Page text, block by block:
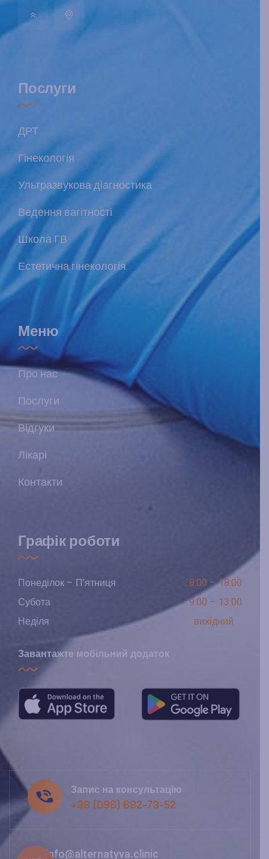
Послуги
ДРТ
Гінекологія
Ультразвукова діагностика
Ведення вагітності
Школа ГВ
Естетична гінекологія
Меню
Про нас
Послуги
Відгуки
Лікарі
Контакти
Графік роботи
Понеділок – П’ятниця
8:00 – 18:00
Субота
9:00 – 13:00
Неділя
вихідний
Завантажте мобільний додаток
Запис на консультацію
+38 (096) 682-73-52
info@alternatyva.clinic